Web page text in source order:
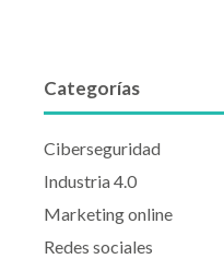
Categorías
Ciberseguridad
Industria 4.0
Marketing online
Redes sociales